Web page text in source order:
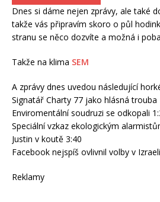
Dnes si dáme nejen zprávy, ale také
takže vás připravím skoro o půl
stranu se něco dozvíte a možná i
Takže na klima SEM
A zprávy dnes uvedou následující
Signatář Charty 77 jako hlásná trouba
Enviromentální soudruzi se odkopali
Speciální vzkaz ekologickým
Justin v koutě 3:40
Facebook nejspíš ovlivnil volby v
Reklamy